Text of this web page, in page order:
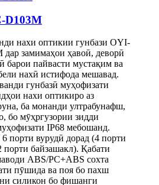
D103M
нахи оптикии гунбази OYI-
дар замимаҳои ҳавоӣ, деворӣ
барои пайвасти мустақим ва
нахӣ истифода мешавад.
гунбазӣ муҳофизати
нахи оптикиро аз
ба монанди ултрабунафш,
бо мӯҳргузории зидди
IP68 мебошанд.
порти вурудӣ дорад (4 порти
порти байзашакл). Қабати
ABS/PC+ABS сохта
пӯшида ва поя бо пахш
силикон бо фишанги